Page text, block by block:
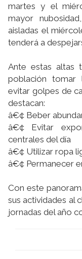
martes y el
mayor
aisladas el
tenderá a
Ante estas altas
población tomar
evitar golpes de
destacan:
â€¢ Beber
â€¢ Evitar
centrales del dí­a
â€¢ Utilizar ropa
â€¢ Permanecer
Con este
sus actividades al
jornadas del año